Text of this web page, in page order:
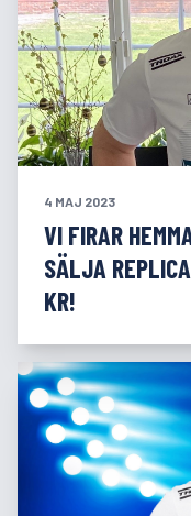
4 MAJ 2023
VI FIRAR
SÄLJA
KR!